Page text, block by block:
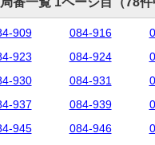
909 084-916
923 084-924
930 084-931
937 084-939
945 084-946